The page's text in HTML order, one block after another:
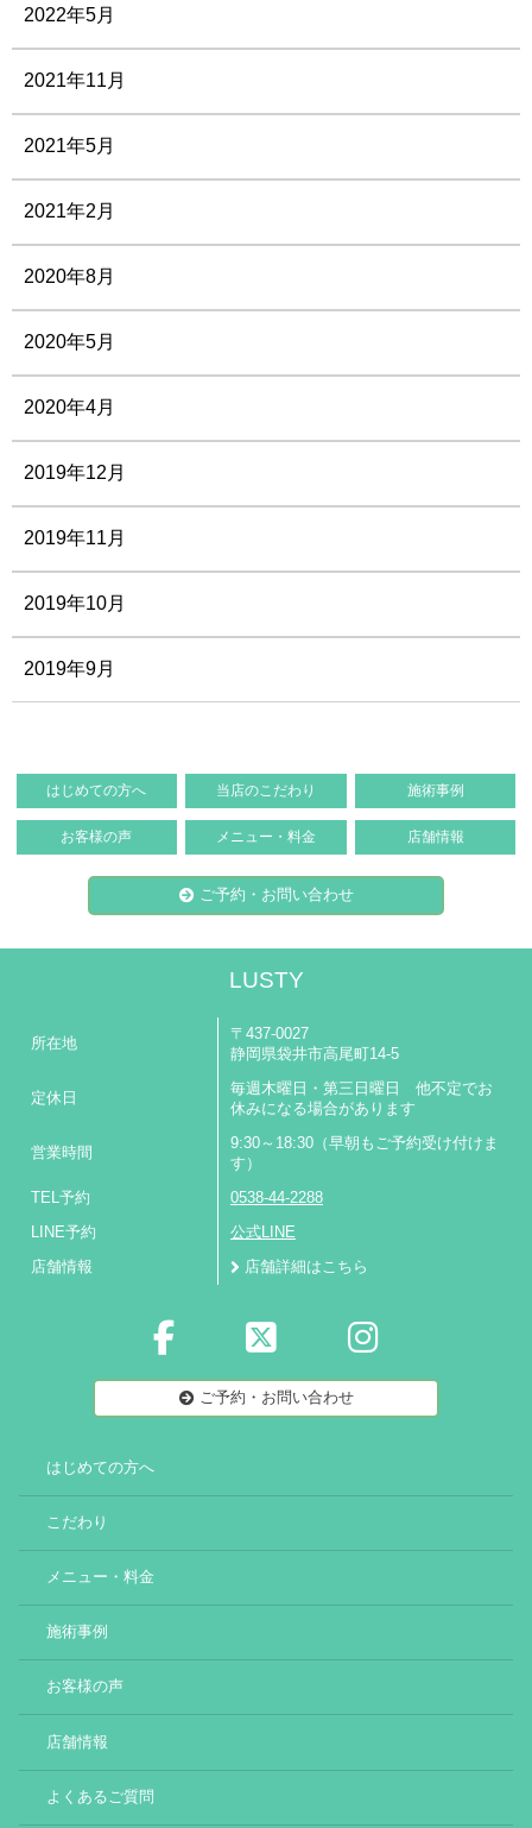
2022年5月
2021年11月
2021年5月
2021年2月
2020年8月
2020年5月
2020年4月
2019年12月
2019年11月
2019年10月
2019年9月
はじめての方へ 当店のこだわり 施術事例
お客様の声 メニュー・料金 店舗情報
ご予約・お問い合わせ
LUSTY
所在地
〒437-0027
静岡県袋井市高尾町14-5
定休日
毎週木曜日・第三日曜日 他不定でお
休みになる場合があります
営業時間
9:30～18:30（早朝もご予約受け付けま
す）
TEL予約 0538-44-2288
LINE予約 公式LINE
店舗情報 店舗詳細はこちら
ご予約・お問い合わせ
はじめての方へ
こだわり
メニュー・料金
施術事例
お客様の声
店舗情報
よくあるご質問